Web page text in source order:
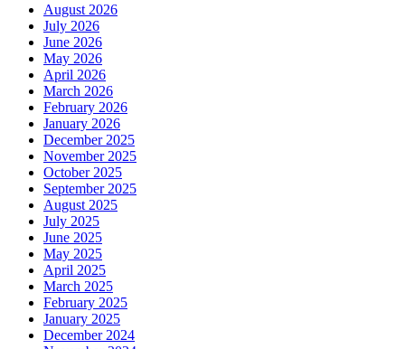
August 2026
July 2026
June 2026
May 2026
April 2026
March 2026
February 2026
January 2026
December 2025
November 2025
October 2025
September 2025
August 2025
July 2025
June 2025
May 2025
April 2025
March 2025
February 2025
January 2025
December 2024